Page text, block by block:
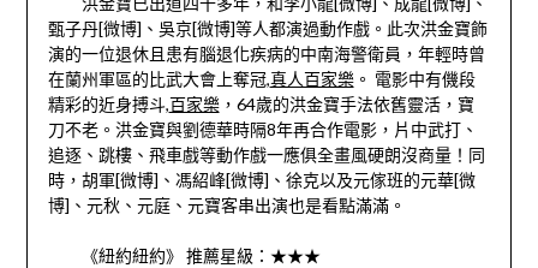
甄子丹[微博]、吳京[微博]等人都演過動作戲。此次洪金寶飾
演的一位退休且患有腦退化疾病的中南海警衛員，年輕時曾
在蘭州軍區的比武大會上奪冠,真人百家樂。 電影中有僟段
精彩的近身搏斗,百家樂，64歲的洪金寶手法依舊靈活，寶
刀不老。洪金寶與劉德華時隔8年再合作電影，片中武打、
追逐、跳樓、飛車戲等動作戲一應俱全畫風硬朗沒商量！同
時，胡軍[微博]、馮紹峰[微博]、徐克以及元傢班的元華[微
博]、元秋、元庭、元寶客串出演也是看點滿滿。
《紐約紐約》 推薦星級：★★★